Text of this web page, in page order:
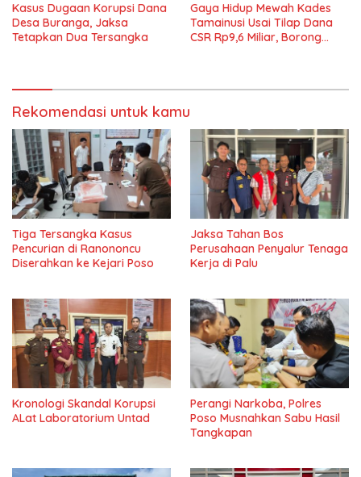
Kasus Dugaan Korupsi Dana
Desa Buranga, Jaksa
Tetapkan Dua Tersangka
Gaya Hidup Mewah Kades
Tamainusi Usai Tilap Dana
CSR Rp9,6 Miliar, Borong
Rekomendasi untuk kamu
Tiga Tersangka Kasus
Pencurian di Ranononcu
Diserahkan ke Kejari Poso
Jaksa Tahan Bos
Perusahaan Penyalur Tenaga
Kerja di Palu
Kronologi Skandal Korupsi
ALat Laboratorium Untad
Perangi Narkoba, Polres
Poso Musnahkan Sabu Hasil
Tangkapan